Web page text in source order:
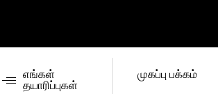
எங்கள்
தயாரிப்புகள்
முகப்பு பக்கம்